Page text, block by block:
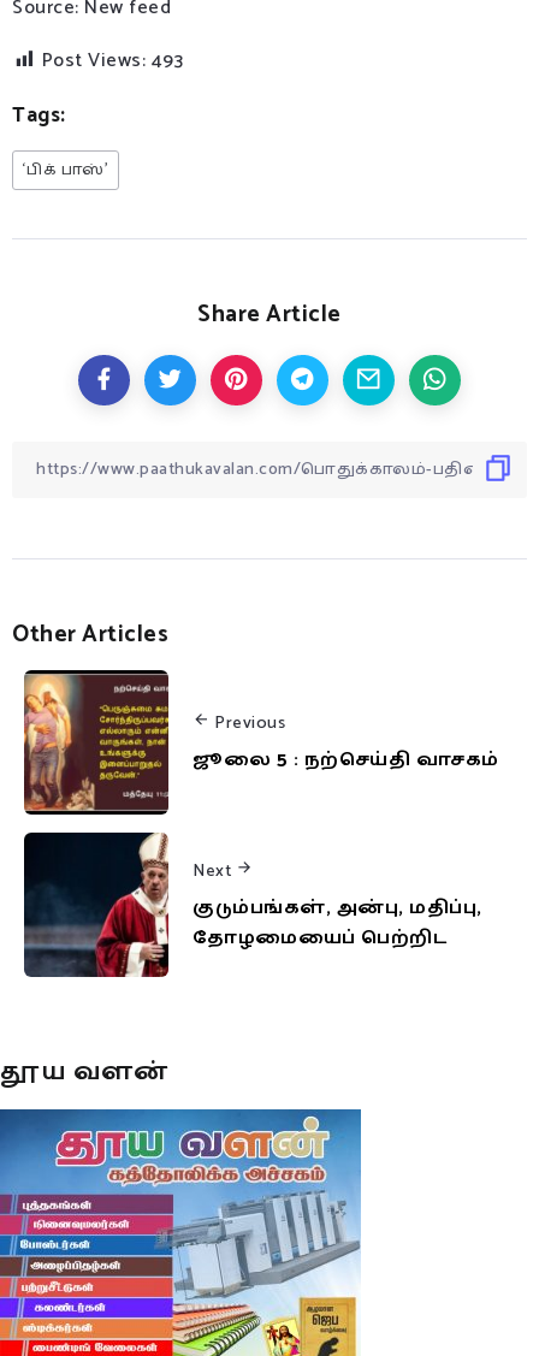
Source: New feed
Post Views:493
Tags:
‘பிக் பாஸ்’
Share Article
Other Articles
Previous
ஜூலை 5 : நற்செய்தி வாசகம்
Next
குடும்பங்கள், அன்பு, மதிப்பு,
தோழமையைப் பெற்றிட
தூய வளன்